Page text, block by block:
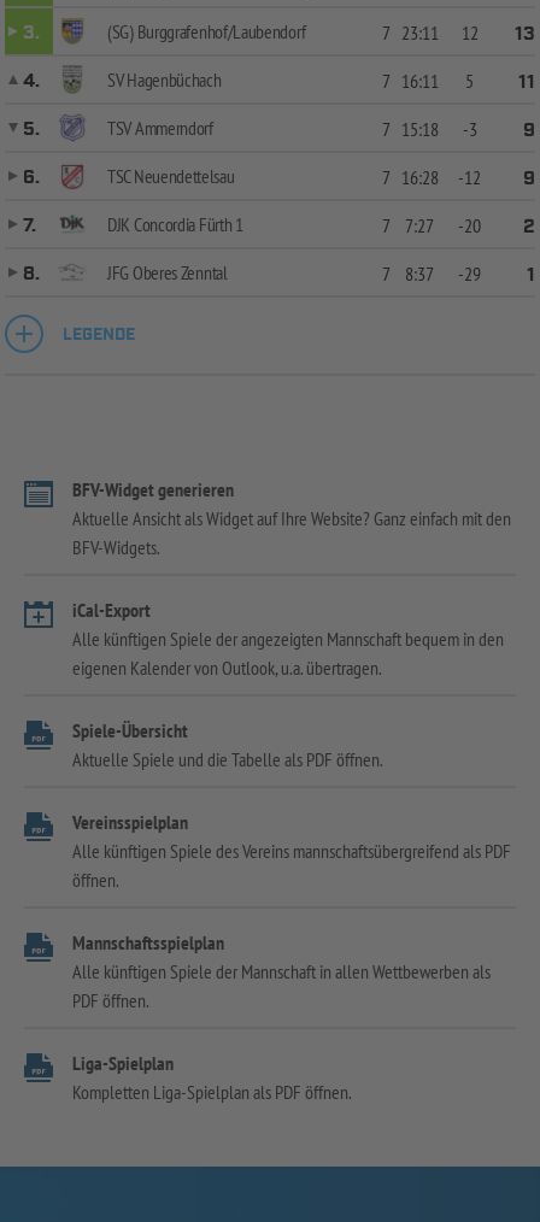
3.
(SG) Burggrafenhof/Laubendorf 7 23:11 12
13
4.
SV Hagenbüchach 7 16:11 5
11
5.
TSV Ammerndorf 7 15:18 -3
9
6.
TSC Neuendettelsau 7 16:28 -12
9
7.
DJK Concordia Fürth 1 7 7:27 -20
2
8.
JFG Oberes Zenntal 7 8:37 -29 1
LEGENDE
BFV-Widget generieren
Aktuelle Ansicht als Widget auf Ihre Website? Ganz einfach mit den
BFV-Widgets.
iCal-Export
Alle künftigen Spiele der angezeigten Mannschaft bequem in den
eigenen Kalender von Outlook, u.a. übertragen.
Spiele-Übersicht
Aktuelle Spiele und die Tabelle als PDF öffnen.
Vereinsspielplan
Alle künftigen Spiele des Vereins mannschaftsübergreifend als PDF
öffnen.
Mannschaftsspielplan
Alle künftigen Spiele der Mannschaft in allen Wettbewerben als
PDF öffnen.
Liga-Spielplan
Kompletten Liga-Spielplan als PDF öffnen.